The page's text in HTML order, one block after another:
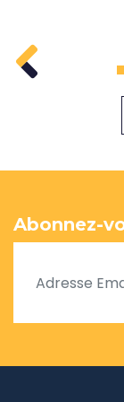
1
Abonnez-